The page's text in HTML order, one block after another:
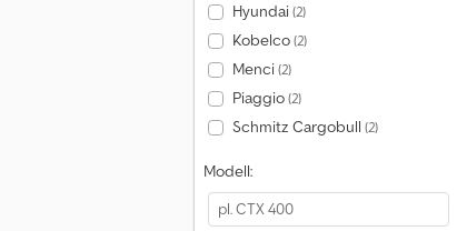
Hyundai(2)
Kobelco(2)
Menci(2)
Piaggio(2)
Schmitz Cargobull (2)
Modell: